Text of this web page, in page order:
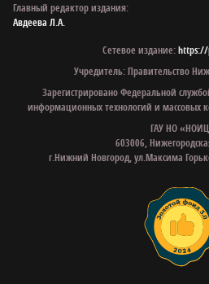
Главный редактор издания:
Авдеева Л.А.
Сетевое издание:https://
Учредитель: Правительство
Зарегистрировано Федеральной
информационных технологий и массовых
ГАУ НО
603006,
г.Нижний Новгород, ул.Максима